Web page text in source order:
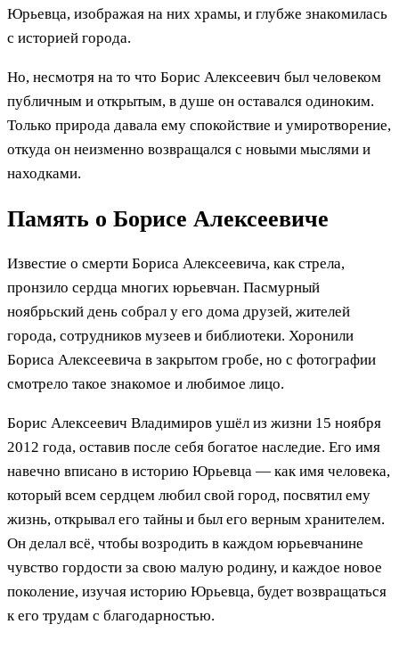
Юрьевца, изображая на них храмы, и глубже знакомилась
с историей города.
Но, несмотря на то что Борис Алексеевич был человеком
публичным и открытым, в душе он оставался одиноким.
Только природа давала ему спокойствие и умиротворение,
откуда он неизменно возвращался с новыми мыслями и
находками.
Память о Борисе Алексеевиче
Известие о смерти Бориса Алексеевича, как стрела,
пронзило сердца многих юрьевчан. Пасмурный
ноябрьский день собрал у его дома друзей, жителей
города, сотрудников музеев и библиотеки. Хоронили
Бориса Алексеевича в закрытом гробе, но с фотографии
смотрело такое знакомое и любимое лицо.
Борис Алексеевич Владимиров ушёл из жизни 15 ноября
2012 года, оставив после себя богатое наследие. Его имя
навечно вписано в историю Юрьевца — как имя человека,
который всем сердцем любил свой город, посвятил ему
жизнь, открывал его тайны и был его верным хранителем.
Он делал всё, чтобы возродить в каждом юрьевчанине
чувство гордости за свою малую родину, и каждое новое
поколение, изучая историю Юрьевца, будет возвращаться
к его трудам с благодарностью.